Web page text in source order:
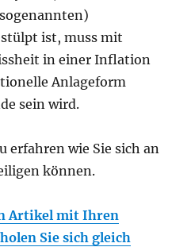
ist, muss mit
in einer Inflation
Anlageform
sein wird.
erfahren wie Sie sich an
können.
Artikel mit Ihren
Sie sich gleich